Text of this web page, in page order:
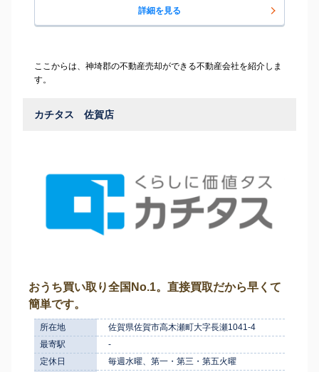
詳細を見る
ここからは、神埼郡の不動産売却ができる不動産会社を紹介しま
す。
カチタス 佐賀店
おうち買い取り全国No.1。直接買取だから早くて
簡単です。
所在地
佐賀県佐賀市高木瀬町大字長瀬1041-4
最寄駅
-
定休日
毎週水曜、第一・第三・第五火曜